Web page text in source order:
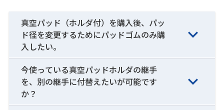
真空パッド（ホルダ付）を購入後、パッ
ド径を変更するためにパッドゴムのみ購
入したい。
今使っている真空パッドホルダの継手
を、別の継手に付替えたいが可能です
か？